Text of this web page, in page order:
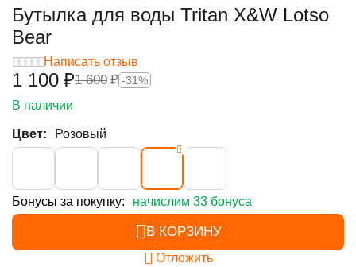
Бутылка для воды Tritan X&W Lotso
Bear
Написать отзыв
1 100 ₽1 600 ₽ -31%
В наличии
Цвет: Розовый
Бонусы за покупку: начислим 33 бонуса
В КОРЗИНУ
Отложить